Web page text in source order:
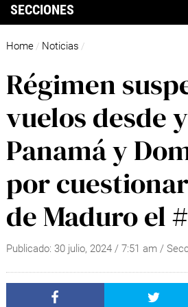
SECCIONES
Home / Noticias /
Régimen
vuelos desde
Panamá y
por
de Maduro el
Publicado: 30 julio, 2024/ 7:51 am /